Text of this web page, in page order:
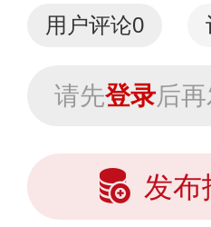
用户评论0
请先登录后
发布